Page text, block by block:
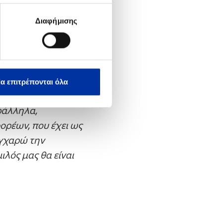
Διαφήμισης
επιτρέπονται όλα
περιβάλλοντος
θέτοντας
που έχει ως
την
μας θα είναι